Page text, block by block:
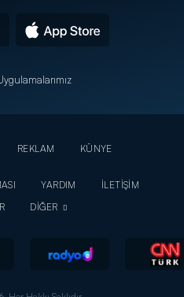
REKLAM
KÜNYE
YARDIM
İLETİŞİM
DİĞER